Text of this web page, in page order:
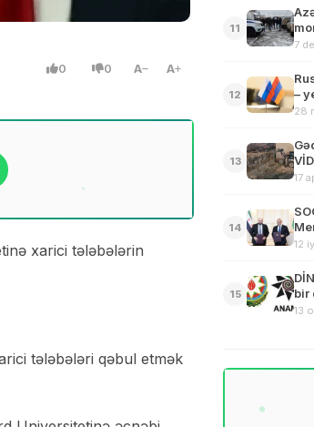
0 0 A A
xarici tələbələrin
tələbələri qəbul etmək
11
7
12
–
–
28
13
17
14
12
15
bir
13